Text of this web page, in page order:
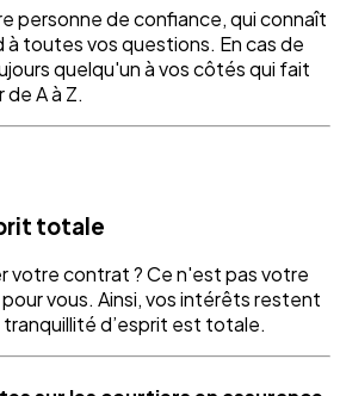
personne de confiance, qui connaît
toutes vos questions. En cas de
quelqu'un à vos côtés qui fait
A à Z.
totale
votre contrat ? Ce n'est pas votre
vous. Ainsi, vos intérêts restent
d’esprit est totale.